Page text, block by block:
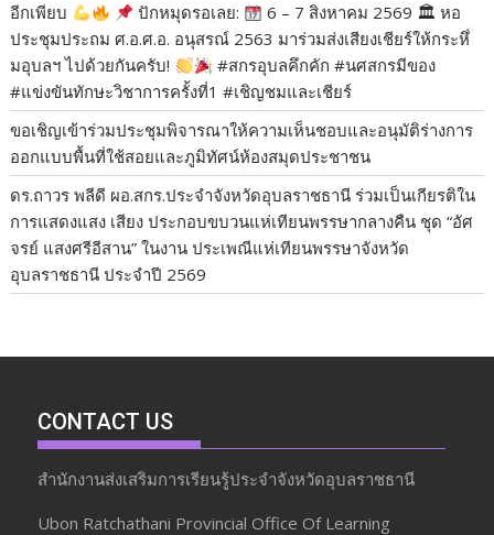
อีกเพียบ
ปักหมุดรอเลย:
6 – 7 สิงหาคม 2569 🏛 หอ
ประชุมประถม ศ.อ.ศ.อ. อนุสรณ์ 2563 ​มาร่วมส่งเสียงเชียร์ให้กระหึ่
มอุบลฯ ไปด้วยกันครับ!
​#สกรอุบลคึกคัก #นศสกรมีของ
#แข่งขันทักษะวิชาการครั้งที่1 #เชิญชมและเชียร์
ขอเชิญเข้าร่วมประชุมพิจารณาให้ความเห็นชอบและอนุมัติร่างการ
ออกแบบพื้นที่ใช้สอยและภูมิทัศน์ห้องสมุดประชาชน
ดร.ถาวร พลีดี ผอ.สกร.ประจำจังหวัดอุบลราชธานี ร่วมเป็นเกียรติใน
การแสดงแสง เสียง ประกอบขบวนแห่เทียนพรรษากลางคืน ชุด “อัศ
จรย์ แสงศรีอีสาน” ในงาน ประเพณีแห่เทียนพรรษาจังหวัด
อุบลราชธานี ประจำปี 2569
CONTACT US
สำนักงานส่งเสริมการเรียนรู้ประจำจังหวัดอุบลราชธานี
Ubon Ratchathani Provincial Office Of Learning